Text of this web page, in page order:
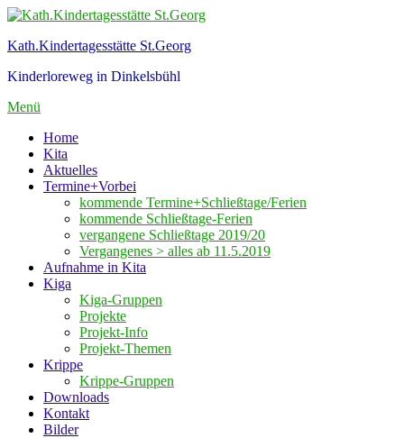
Zum
springen
Kath.Kindertagesstätte St.Georg
Kinderloreweg in Dinkelsbühl
Menü
Home
Kita
Aktuelles
Termine+Vorbei
kommende Termine+Schließtage/Ferien
kommende Schließtage-Ferien
vergangene Schließtage 2019/20
Vergangenes > alles ab 11.5.2019
Aufnahme in Kita
Kiga
Kiga-Gruppen
Projekte
Projekt-Info
Projekt-Themen
Krippe
Krippe-Gruppen
Downloads
Kontakt
Bilder